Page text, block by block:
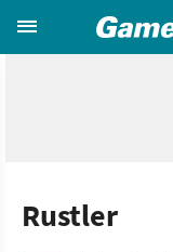
Rustler